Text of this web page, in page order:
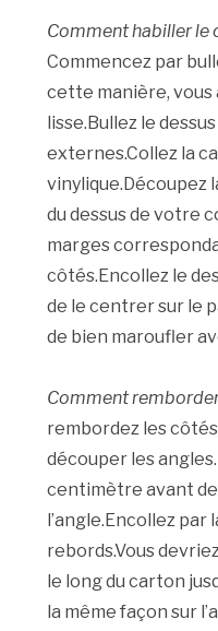
Comment habiller le
Commencez par
cette manière, vous
lisse.Bullez le
externes.Collez la
vinylique.Découpez
du dessus de votre
marges
côtés.Encollez le
de le centrer sur le
de bien maroufler
Comment
rembordez les
découper les
centimètre avant
l’angle.Encollez par
rebords.Vous
le long du carton
la même façon sur